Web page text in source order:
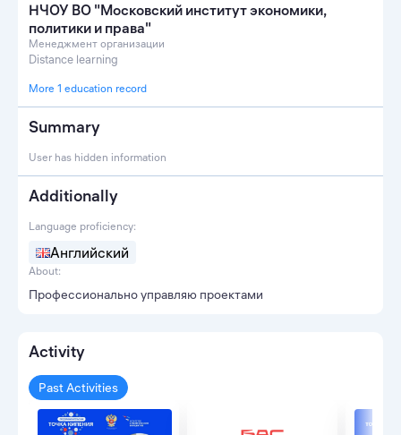
НЧОУ ВО "Московский институт экономики,
политики и права"
Менеджмент организации
Distance learning
More 1 education record
Summary
User has hidden information
Additionally
Language proficiency:
Английский
About:
Профессионально управляю проектами
Activity
Past Activities